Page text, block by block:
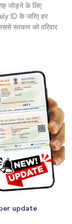
जोड़ने के लिए
ID के जरिए हर
सरकार को परिवार
update